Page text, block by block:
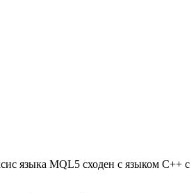
языка MQL5 сходен с языком С++ с